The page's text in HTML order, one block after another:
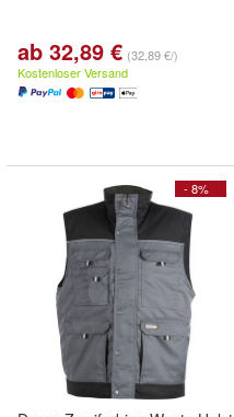
ab 32,89 € (32,89 €/)
Kostenloser Versand
- 8%